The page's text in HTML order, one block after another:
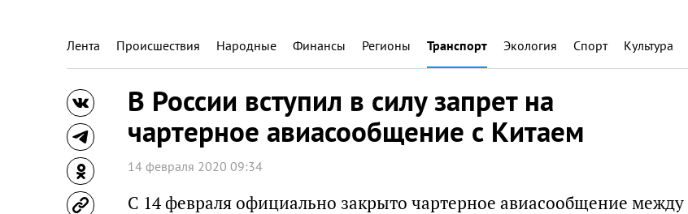
Лента Происшествия Народные Финансы Регионы Транспорт Экология Спорт Культура
В России вступил в силу запрет на
чартерное авиасообщение с Китаем
14 февраля 2020 09:34
С 14 февраля официально закрыто чартерное авиасообщение между